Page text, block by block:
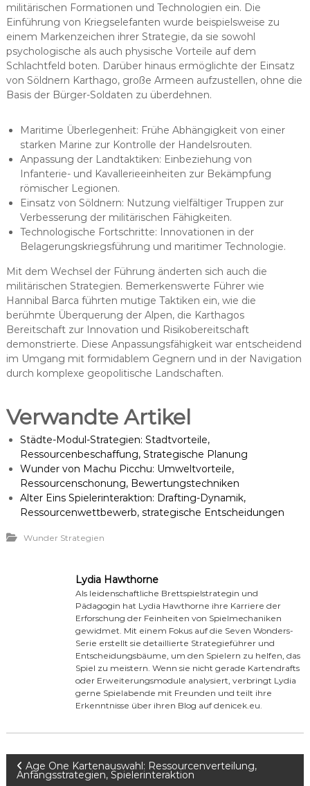
militärischen Formationen und Technologien ein. Die
Einführung von Kriegselefanten wurde beispielsweise zu
einem Markenzeichen ihrer Strategie, da sie sowohl
psychologische als auch physische Vorteile auf dem
Schlachtfeld boten. Darüber hinaus ermöglichte der Einsatz
von Söldnern Karthago, große Armeen aufzustellen, ohne die
Basis der Bürger-Soldaten zu überdehnen.
Maritime Überlegenheit: Frühe Abhängigkeit von einer
starken Marine zur Kontrolle der Handelsrouten.
Anpassung der Landtaktiken: Einbeziehung von
Infanterie- und Kavallerieeinheiten zur Bekämpfung
römischer Legionen.
Einsatz von Söldnern: Nutzung vielfältiger Truppen zur
Verbesserung der militärischen Fähigkeiten.
Technologische Fortschritte: Innovationen in der
Belagerungskriegsführung und maritimer Technologie.
Mit dem Wechsel der Führung änderten sich auch die
militärischen Strategien. Bemerkenswerte Führer wie
Hannibal Barca führten mutige Taktiken ein, wie die
berühmte Überquerung der Alpen, die Karthagos
Bereitschaft zur Innovation und Risikobereitschaft
demonstrierte. Diese Anpassungsfähigkeit war entscheidend
im Umgang mit formidablem Gegnern und in der Navigation
durch komplexe geopolitische Landschaften.
Verwandte Artikel
Städte-Modul-Strategien: Stadtvorteile,
Ressourcenbeschaffung, Strategische Planung
Wunder von Machu Picchu: Umweltvorteile,
Ressourcenschonung, Bewertungstechniken
Alter Eins Spielerinteraktion: Drafting-Dynamik,
Ressourcenwettbewerb, strategische Entscheidungen
Wunder Strategien
Lydia Hawthorne
Als leidenschaftliche Brettspielstrategin und
Pädagogin hat Lydia Hawthorne ihre Karriere der
Erforschung der Feinheiten von Spielmechaniken
gewidmet. Mit einem Fokus auf die Seven Wonders-
Serie erstellt sie detaillierte Strategieführer und
Entscheidungsbäume, um den Spielern zu helfen, das
Spiel zu meistern. Wenn sie nicht gerade Kartendrafts
oder Erweiterungsmodule analysiert, verbringt Lydia
gerne Spielabende mit Freunden und teilt ihre
Erkenntnisse über ihren Blog auf denicek.eu.
P Age One Kartenauswahl: Ressourcenverteilung,
Anfangsstrategien, Spielerinteraktion